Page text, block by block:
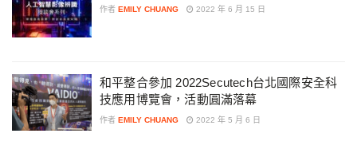
作者 EMILY CHUANG 2022 年 6 月 15 日
和平整合參加 2022Secutech台北國際安全科
技應用博覽會，活動圓滿落幕
作者 EMILY CHUANG 2022 年 5 月 6 日